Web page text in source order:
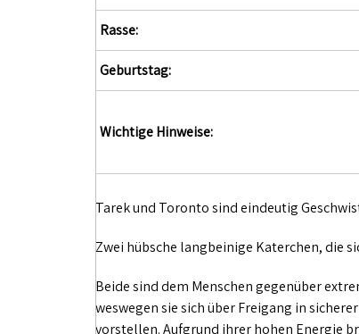
Rasse:
Geburtstag:
Wichtige Hinweise:
Tarek und Toronto sind eindeutig
Zwei hübsche langbeinige Katerchen, die
Beide sind dem Menschen gegenüber
weswegen sie sich über Freigang in
vorstellen. Aufgrund ihrer hohen Energie